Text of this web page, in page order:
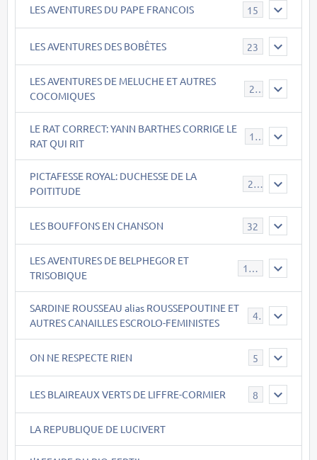
LES AVENTURES DU PAPE FRANCOIS 15
LES AVENTURES DES BOBÊTES 23
LES AVENTURES DE MELUCHE ET AUTRES
COCOMIQUES
22
LE RAT CORRECT: YANN BARTHES CORRIGE LE
RAT QUI RIT
15
PICTAFESSE ROYAL: DUCHESSE DE LA
POITITUDE
23
LES BOUFFONS EN CHANSON 32
LES AVENTURES DE BELPHEGOR ET
TRISOBIQUE
147
SARDINE ROUSSEAU alias ROUSSEPOUTINE ET
AUTRES CANAILLES ESCROLO-FEMINISTES
40
ON NE RESPECTE RIEN 5
LES BLAIREAUX VERTS DE LIFFRE-CORMIER 8
LA REPUBLIQUE DE LUCIVERT